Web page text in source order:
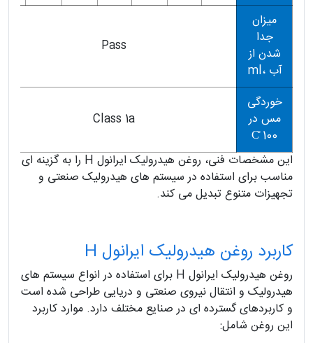
میزان
جدا
شدن از
آب ،ml
Pass
خوردگی
مس در
C̊ 100
Class 1a
این مشخصات فنی، روغن هیدرولیک ایرانول H را به گزینه ای
مناسب برای استفاده در سیستم های هیدرولیک صنعتی و
تجهیزات متنوع تبدیل می کند.
کاربرد روغن هیدرولیک ایرانول H
روغن هیدرولیک ایرانول H برای استفاده در انواع سیستم های
هیدرولیک و انتقال نیروی صنعتی و دریایی طراحی شده است
و کاربردهای گسترده ای در صنایع مختلف دارد. موارد کاربرد
این روغن شامل: